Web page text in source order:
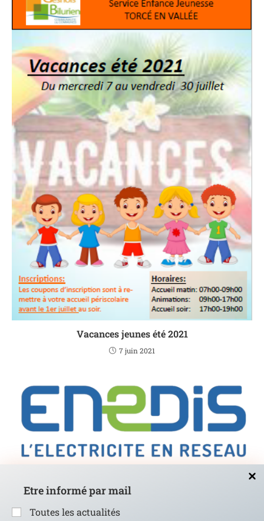
Etre informé par mail
Toutes les actualités
Vacances jeunes été 2021
7 juin 2021
hélicoptère
5 juin 2022